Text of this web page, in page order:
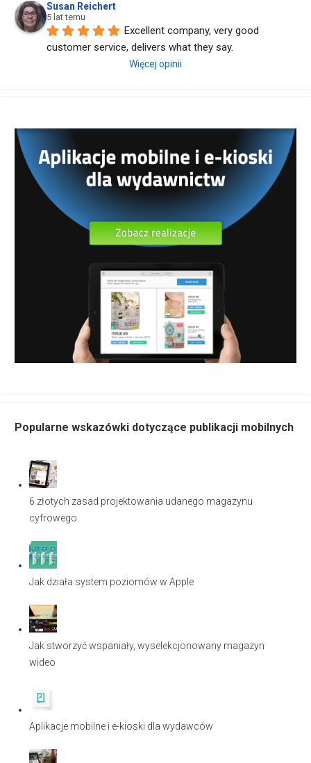
Susan Reichert
5 lat temu
Excellent company, very good
customer service, delivers what they say.
Więcej opinii
Popularne wskazówki dotyczące publikacji mobilnych
6 złotych zasad projektowania udanego magazynu
cyfrowego
Jak działa system poziomów w Apple
Jak stworzyć wspaniały, wyselekcjonowany magazyn
wideo
Aplikacje mobilne i e-kioski dla wydawców